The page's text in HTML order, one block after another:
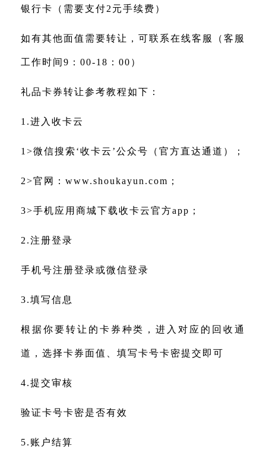
银行卡（需要支付2元手续费）
如有其他面值需要转让，可联系在线客服（客服
工作时间9：00-18：00）
礼品卡券转让参考教程如下：
1.进入收卡云
1>微信搜索‘收卡云’公众号（官方直达通道）；
2>官网： www.shoukayun.com ；
3>手机应用商城下载收卡云官方app；
2.注册登录
手机号注册登录或微信登录
3.填写信息
根据你要转让的卡券种类，进入对应的回收通
道，选择卡券面值、填写卡号卡密提交即可
4.提交审核
验证卡号卡密是否有效
5.账户结算